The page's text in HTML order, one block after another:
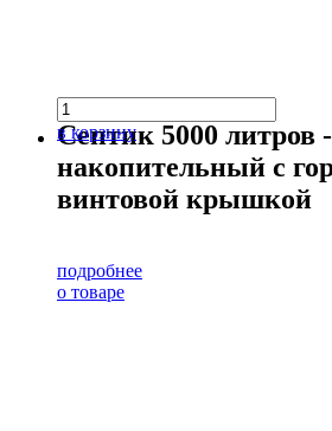
в корзину
Септик 5000 литров
накопительный с
винтовой крышкой
подробнее
о товаре